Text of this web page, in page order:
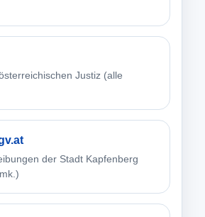
Justiz (alle
der Stadt Kapfenberg